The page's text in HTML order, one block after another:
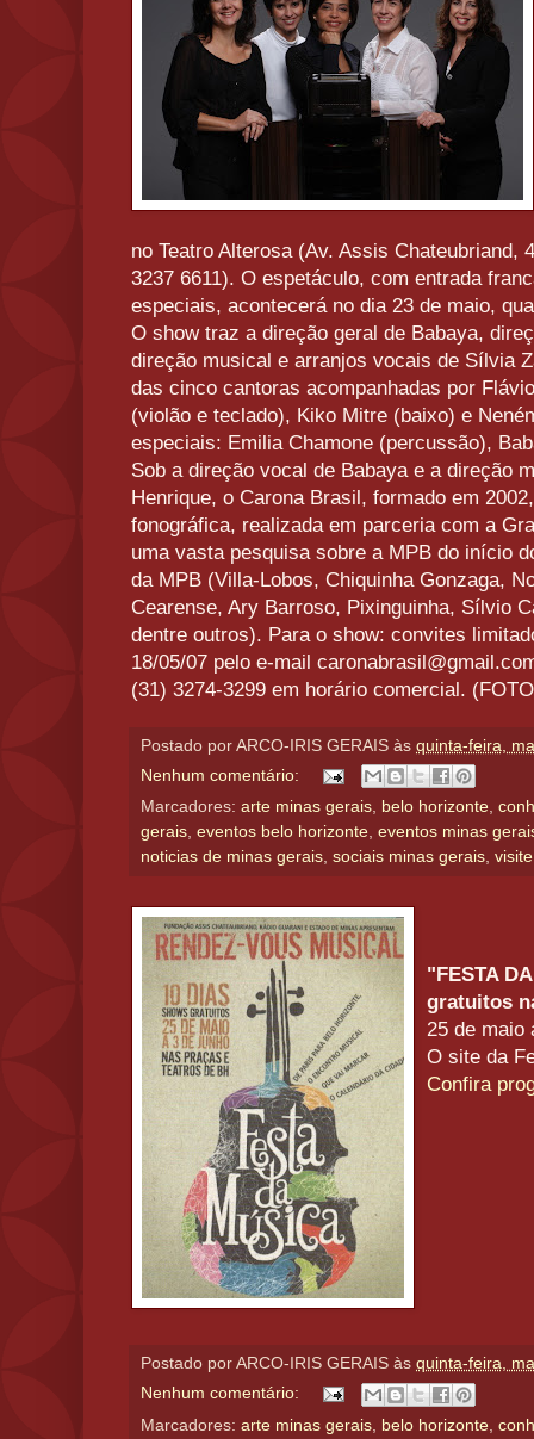
no Teatro Alterosa (Av. Assis Chateubriand,
3237 6611). O espetáculo, com entrada
especiais, acontecerá no dia 23 de maio,
O show traz a direção geral de Babaya,
direção musical e arranjos vocais de Sílvia
das cinco cantoras acompanhadas por
(violão e teclado), Kiko Mitre (baixo) e
especiais: Emilia Chamone (percussão),
Sob a direção vocal de Babaya e a direção
Henrique, o Carona Brasil, formado em
fonográfica, realizada em parceria com a
uma vasta pesquisa sobre a MPB do início
da MPB (Villa-Lobos, Chiquinha Gonzaga,
Cearense, Ary Barroso, Pixinguinha, Sílvio
dentre outros). Para o show: convites
18/05/07 pelo e-mail
(31) 3274-3299 em horário comercial.
Postado por ARCO-IRIS GERAIS às quinta-feira,
Nenhum comentário:
Marcadores: arte minas gerais, belo horizonte,
gerais, eventos belo horizonte, eventos minas
noticias de minas gerais, sociais minas gerais,
"FESTA
gratuitos
25 de maio
O site da
Confira
Postado por ARCO-IRIS GERAIS às quinta-feira,
Nenhum comentário:
Marcadores: arte minas gerais belo horizonte